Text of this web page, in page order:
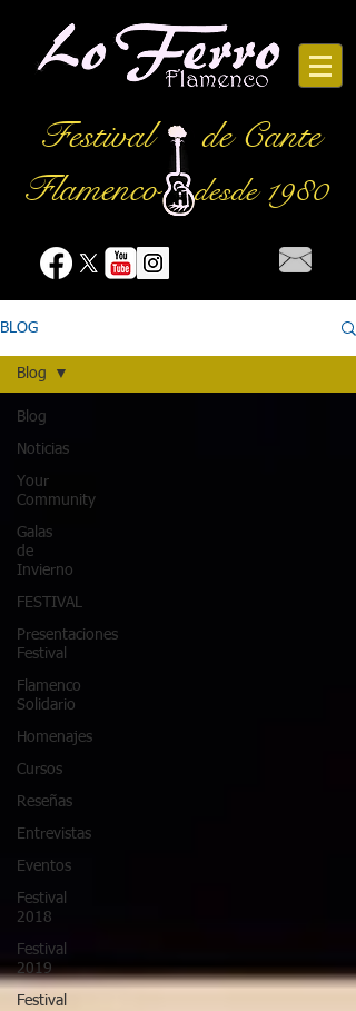
Festival
de Cante
Flamencodesde 1980
BLOG
Blog
Noticias
Your
Community
Galas
de
Invierno
FESTIVAL
Presentaciones
Festival
Flamenco
Solidario
Homenajes
Cursos
Reseñas
Entrevistas
Eventos
Festival
2018
Festival
2019
Festival
Blog